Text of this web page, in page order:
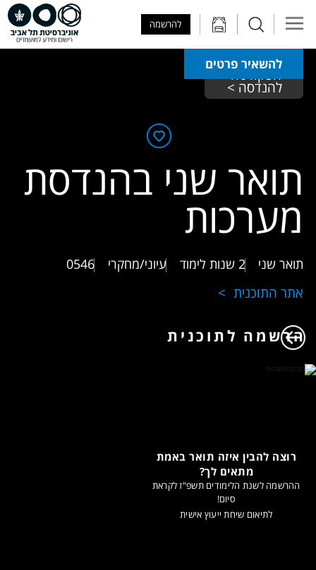
להרשמה
להשאיר פרטים
הפקולטה
להנדסה >
תואר שני בהנדסת
מערכות
תואר שני 2 שנות לימוד עיוני/מחקרי 0546
אתר התוכנית
הרשמה לתוכנית
רוצה להבין איזה תואר באמת
מתאים לך?
ההרשמה לשנת הלימודים תשפ"ז לקראת
סיום!
לתיאום שיחת ייעוץ אישית